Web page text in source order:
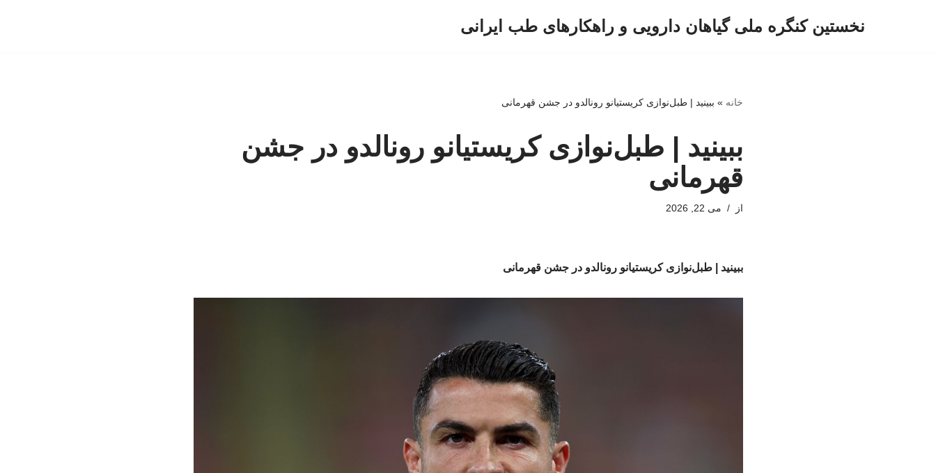
نخستین کنگره ملی گیاهان دارویی و راهکارهای طب ایرانی
خانه » ببینید | طبل‌نوازی کریستیانو رونالدو در جشن قهرمانی
ببینید | طبل‌نوازی کریستیانو رونالدو در جشن
قهرمانی
از می 22, 2026
ببینید | طبل‌نوازی کریستیانو رونالدو در جشن قهرمانی